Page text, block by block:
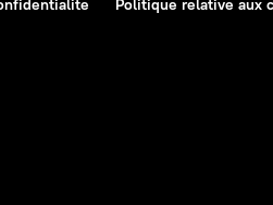
Politique relative aux